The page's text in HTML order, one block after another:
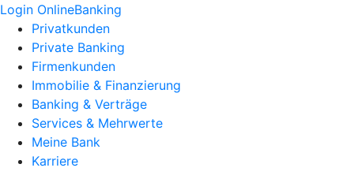
Login OnlineBanking
Privatkunden
Private Banking
Firmenkunden
Immobilie & Finanzierung
Banking & Verträge
Services & Mehrwerte
Meine Bank
Karriere